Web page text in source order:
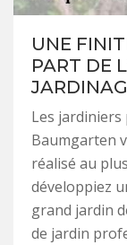
UNE
PART DE
Les
Baumgarten
réalisé au
développiez
grand jardin
de jardin